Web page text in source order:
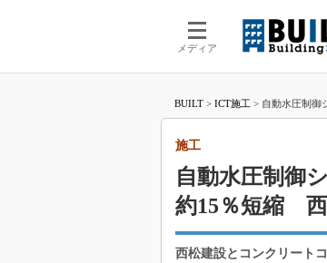
メディア
BUILT > ICT施工 > 自動水圧制御
自動水圧制御
約15％短縮
施工
西松建設とコンクリート